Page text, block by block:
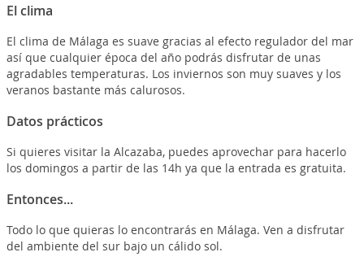
El clima
El clima de Málaga es suave gracias al efecto regulador del mar
así que cualquier época del año podrás disfrutar de unas
agradables temperaturas. Los inviernos son muy suaves y los
veranos bastante más calurosos.
Datos prácticos
Si quieres visitar la Alcazaba, puedes aprovechar para hacerlo
los domingos a partir de las 14h ya que la entrada es gratuita.
Entonces...
Todo lo que quieras lo encontrarás en Málaga. Ven a disfrutar
del ambiente del sur bajo un cálido sol.